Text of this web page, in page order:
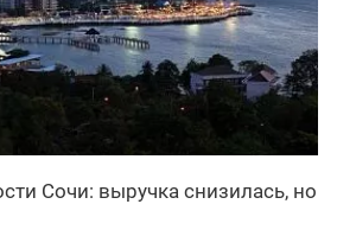
Сочи: выручка снизилась, но